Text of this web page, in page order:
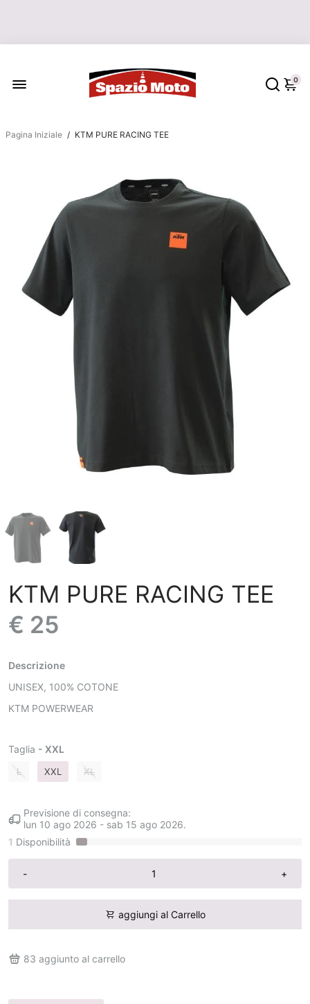
0
Pagina Iniziale / KTM PURE RACING TEE
KTM PURE RACING TEE
€ 25
Descrizione
UNISEX, 100% COTONE
KTM POWERWEAR
Taglia - XXL
L XXL XL
Previsione di consegna:
lun 10 ago 2026 - sab 15 ago 2026.
1 Disponibilità
- +
aggiungi al Carrello
83 aggiunto al carrello